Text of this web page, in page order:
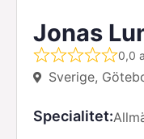
Jonas
0,0
Sverige,
Specialitet